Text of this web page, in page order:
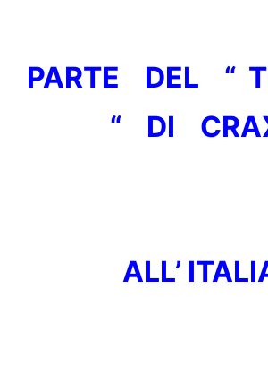
PARTE DEL “
“ DI
ALL’